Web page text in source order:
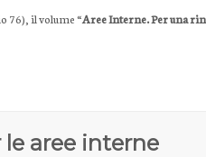
76), il volume “Aree Interne. Per una
le aree interne